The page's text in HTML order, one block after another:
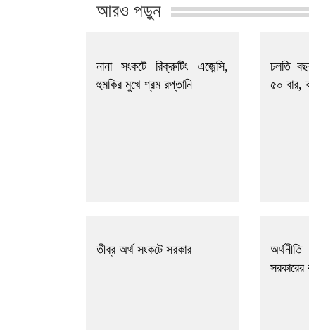
আরও পড়ুন
নানা সংকটে রিক্রুটিং এজেন্সি,
হুমকির মুখে শ্রম রপ্তানি
চলতি
৫০ বার,
তীব্র অর্থ সংকটে সরকার
সরকারের